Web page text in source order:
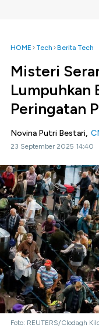
HOME Tech Berita Tech
Misteri
Lumpuhkan
Peringatan
Novina Putri Bestari,
23 September 2025 14:40
Foto: REUTERS/Clodagh